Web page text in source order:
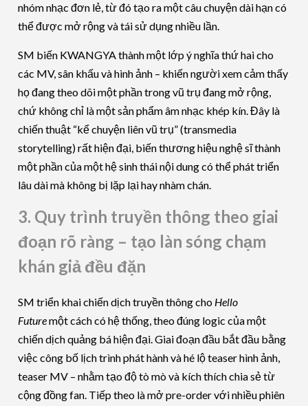
nhóm nhạc đơn lẻ, từ đó tạo ra một câu chuyện dài hạn có
thể được mở rộng và tái sử dụng nhiều lần.
SM biến KWANGYA thành một lớp ý nghĩa thứ hai cho
các MV, sân khấu và hình ảnh – khiến người xem cảm thấy
họ đang theo dõi một phần trong vũ trụ đang mở rộng,
chứ không chỉ là một sản phẩm âm nhạc khép kín. Đây là
chiến thuật “kể chuyện liên vũ trụ” (transmedia
storytelling) rất hiện đại, biến thương hiệu nghệ sĩ thành
một phần của một hệ sinh thái nội dung có thể phát triển
lâu dài mà không bị lặp lại hay nhàm chán.
3. Quy trình truyền thông theo giai
đoạn rõ ràng – tạo làn sóng chạm
khán giả đều đặn
SM triển khai chiến dịch truyền thông cho Hello
Futuremột cách có hệ thống, theo đúng logic của một
chiến dịch quảng bá hiện đại. Giai đoạn đầu bắt đầu bằng
việc công bố lịch trình phát hành và hé lộ teaser hình ảnh,
teaser MV – nhằm tạo độ tò mò và kích thích chia sẻ từ
cộng đồng fan. Tiếp theo là mở pre-order với nhiều phiên